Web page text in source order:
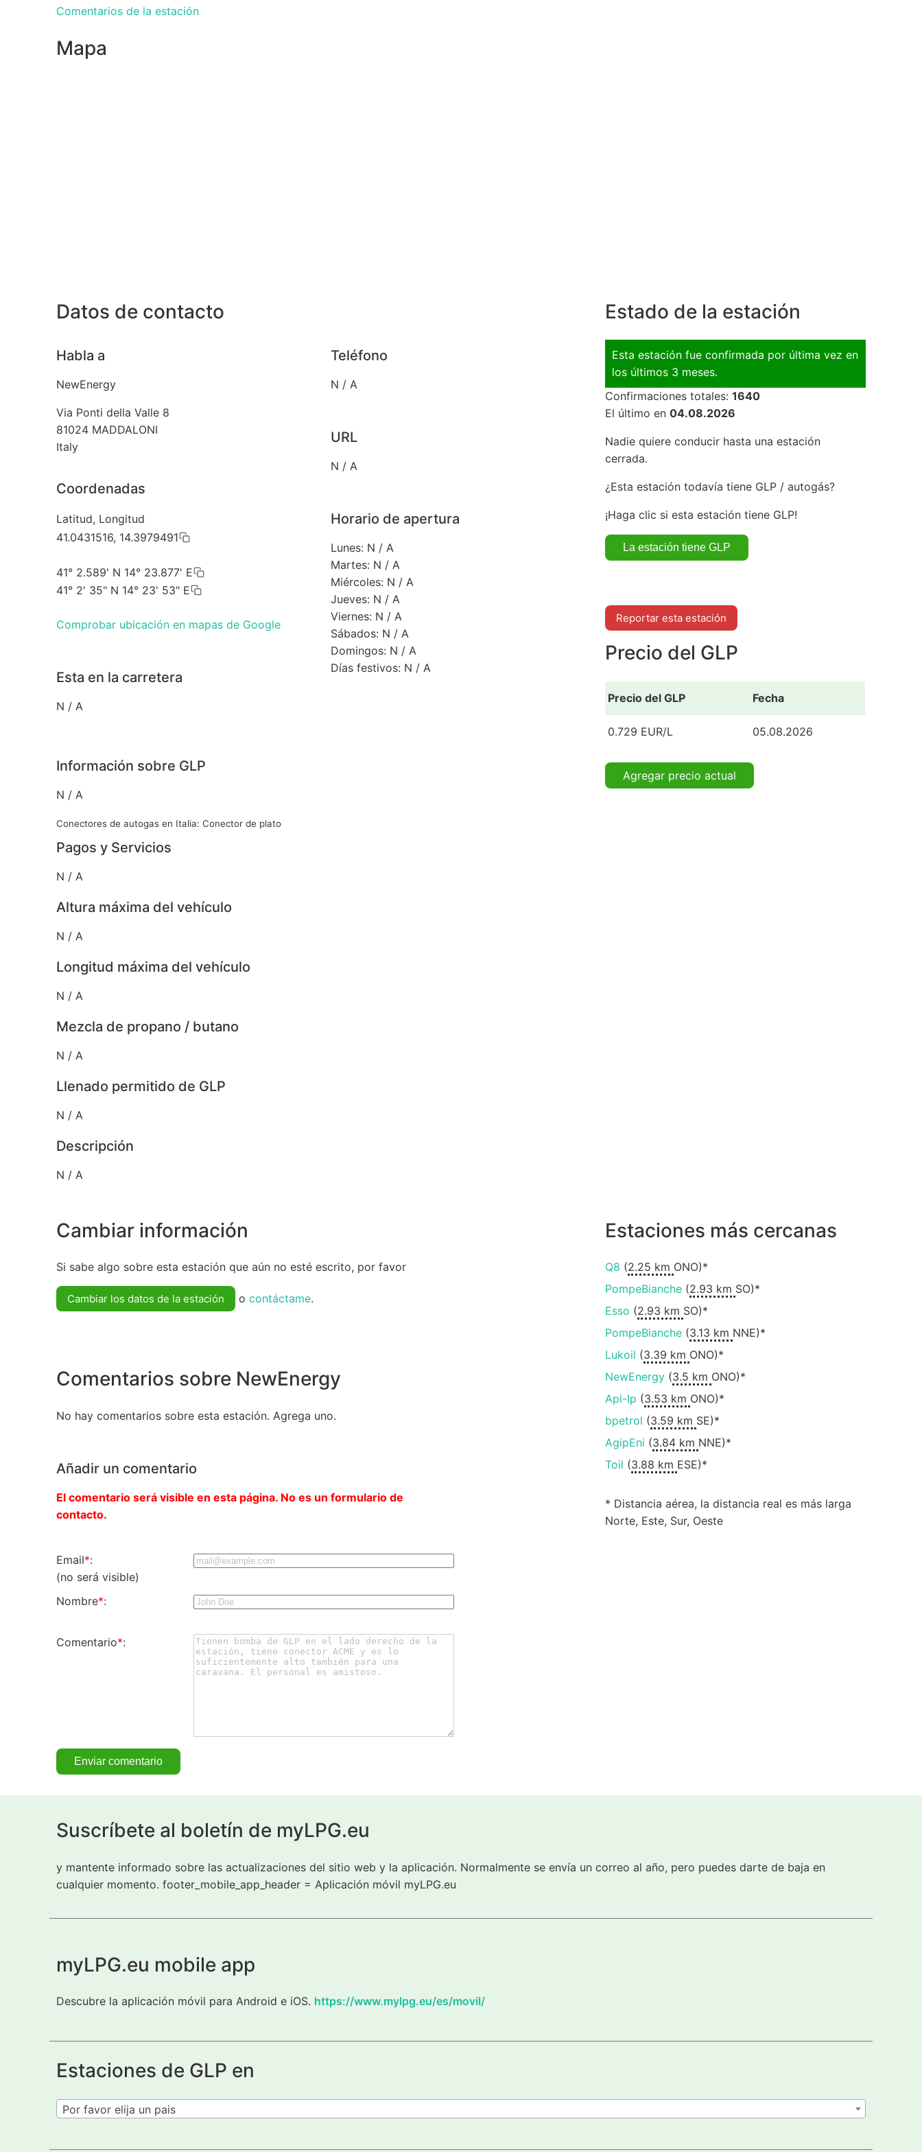
Comentarios de la estación
Mapa
Datos de contacto
Habla a
NewEnergy
Via Ponti della Valle 8
81024 MADDALONI
Italy
Coordenadas
Latitud, Longitud
41.0431516, 14.3979491
41° 2.589' N 14° 23.877' E
41° 2' 35" N 14° 23' 53" E
Comprobar ubicación en mapas de Google
Esta en la carretera
N / A
Teléfono
N / A
URL
N / A
Horario de apertura
Lunes: N / A
Martes: N / A
Miércoles: N / A
Jueves: N / A
Viernes: N / A
Sábados: N / A
Domingos: N / A
Días festivos: N / A
Información sobre GLP
N / A
Conectores de autogas en Italia: Conector de plato
Pagos y Servicios
N / A
Altura máxima del vehículo
N / A
Longitud máxima del vehículo
N / A
Mezcla de propano / butano
N / A
Llenado permitido de GLP
N / A
Descripción
N / A
Estado de la estación
Esta estación fue confirmada por última vez en
los últimos 3 meses.
Confirmaciones totales: 1640
El último en 04.08.2026
Nadie quiere conducir hasta una estación
cerrada.
¿Esta estación todavía tiene GLP / autogás?
¡Haga clic si esta estación tiene GLP!
Reportar esta estación
Precio del GLP
Precio del GLP Fecha
0.729 EUR/L 05.08.2026
Agregar precio actual
Cambiar información
Si sabe algo sobre esta estación que aún no esté escrito, por favor
Cambiar los datos de la estación o contáctame.
Comentarios sobre NewEnergy
No hay comentarios sobre esta estación. Agrega uno.
Añadir un comentario
El comentario será visible en esta página. No es un formulario de
contacto.
Email*:
(no será visible)
Nombre*:
Comentario*:
Estaciones más cercanas
Q8 (2.25 km ONO)*
PompeBianche(2.93 km SO)*
Esso (2.93 km SO)*
PompeBianche(3.13 km NNE)*
Lukoil (3.39 km ONO)*
NewEnergy(3.5 km ONO)*
Api-Ip (3.53 km ONO)*
bpetrol (3.59 km SE)*
AgipEni (3.84 km NNE)*
Toil (3.88 km ESE)*
* Distancia aérea, la distancia real es más larga
Norte, Este, Sur, Oeste
Suscríbete al boletín de myLPG.eu
y mantente informado sobre las actualizaciones del sitio web y la aplicación. Normalmente se envía un correo al año, pero puedes darte de baja en
cualquier momento. footer_mobile_app_header = Aplicación móvil myLPG.eu
myLPG.eu mobile app
Descubre la aplicación móvil para Android e iOS. https://www.mylpg.eu/es/movil/
Estaciones de GLP en
Por favor elija un pais